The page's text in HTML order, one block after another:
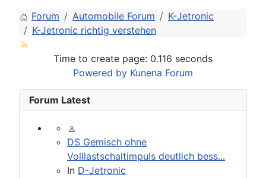
Forum Automobile Forum
K-Jetronic
K-Jetronic richtig verstehen
Time to create page: 0.116 seconds
Powered by Kunena Forum
Forum Latest
DS Gemisch ohne
Volllastschaltimpuls deutlich bess...
In D-Jetronic